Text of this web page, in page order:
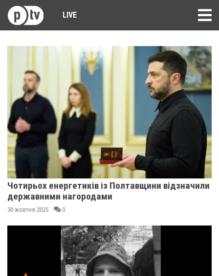
LIVE
Чотирьох енергетиків із Полтавщини відзначили
державними нагородами
30 жовтня 2025 0